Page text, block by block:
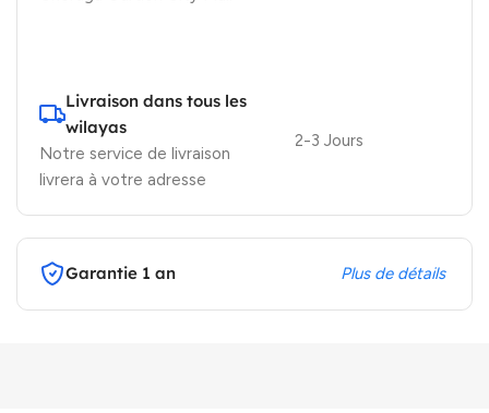
Livraison dans tous les
wilayas
Notre service de livraison
livrera à votre adresse
2-3 Jours
Garantie 1 an Plus de détails